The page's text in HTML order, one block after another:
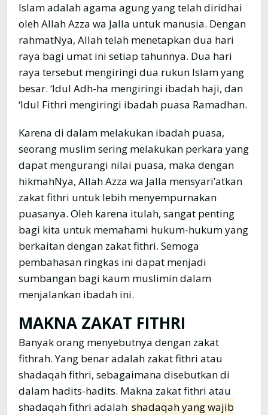
Islam adalah agama agung yang telah diridhai
oleh Allah Azza wa Jalla untuk manusia. Dengan
rahmatNya, Allah telah menetapkan dua hari
raya bagi umat ini setiap tahunnya. Dua hari
raya tersebut mengiringi dua rukun Islam yang
besar. ‘Idul Adh-ha mengiringi ibadah haji, dan
‘Idul Fithri mengiringi ibadah puasa Ramadhan.
Karena di dalam melakukan ibadah puasa,
seorang muslim sering melakukan perkara yang
dapat mengurangi nilai puasa, maka dengan
hikmahNya, Allah Azza wa Jalla mensyari’atkan
zakat fithri untuk lebih menyempurnakan
puasanya. Oleh karena itulah, sangat penting
bagi kita untuk memahami hukum-hukum yang
berkaitan dengan zakat fithri. Semoga
pembahasan ringkas ini dapat menjadi
sumbangan bagi kaum muslimin dalam
menjalankan ibadah ini.
MAKNA ZAKAT FITHRI
Banyak orang menyebutnya dengan zakat
fithrah. Yang benar adalah zakat fithri atau
shadaqah fithri, sebagaimana disebutkan di
dalam hadits-hadits. Makna zakat fithri atau
shadaqah fithri adalah shadaqah yang wajib